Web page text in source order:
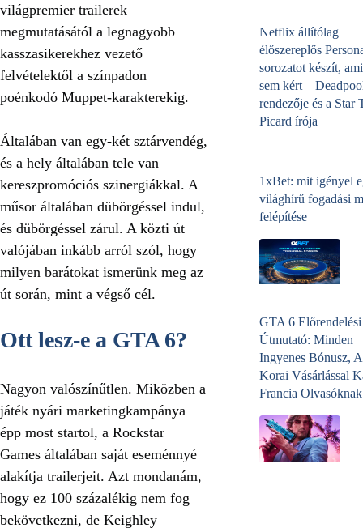
világpremier trailerek
megmutatásától a legnagyobb
kasszasikerekhez vezető
felvételektől a színpadon
poénkodó Muppet-karakterekig.
Általában van egy-két sztárvendég,
és a hely általában tele van
kereszpromóciós szinergiákkal. A
műsor általában dübörgéssel indul,
és dübörgéssel zárul. A közti út
valójában inkább arról szól, hogy
milyen barátokat ismerünk meg az
út során, mint a végső cél.
Ott lesz-e a GTA 6?
Nagyon valószínűtlen. Miközben a
játék nyári marketingkampánya
épp most startol, a Rockstar
Games általában saját eseménnyé
alakítja trailerjeit. Azt mondanám,
hogy ez 100 százalékig nem fog
bekövetkezni, de Keighley
Netflix állítólag
élőszereplős
sorozatot készít,
sem kért –
rendezője és a Star
Picard írója
1xBet: mit igényel
világhírű fogadási
felépítése
GTA 6 Előrendelési
Útmutató: Minden
Ingyenes Bónusz,
Korai Vásárlással
Francia Olvasóknak